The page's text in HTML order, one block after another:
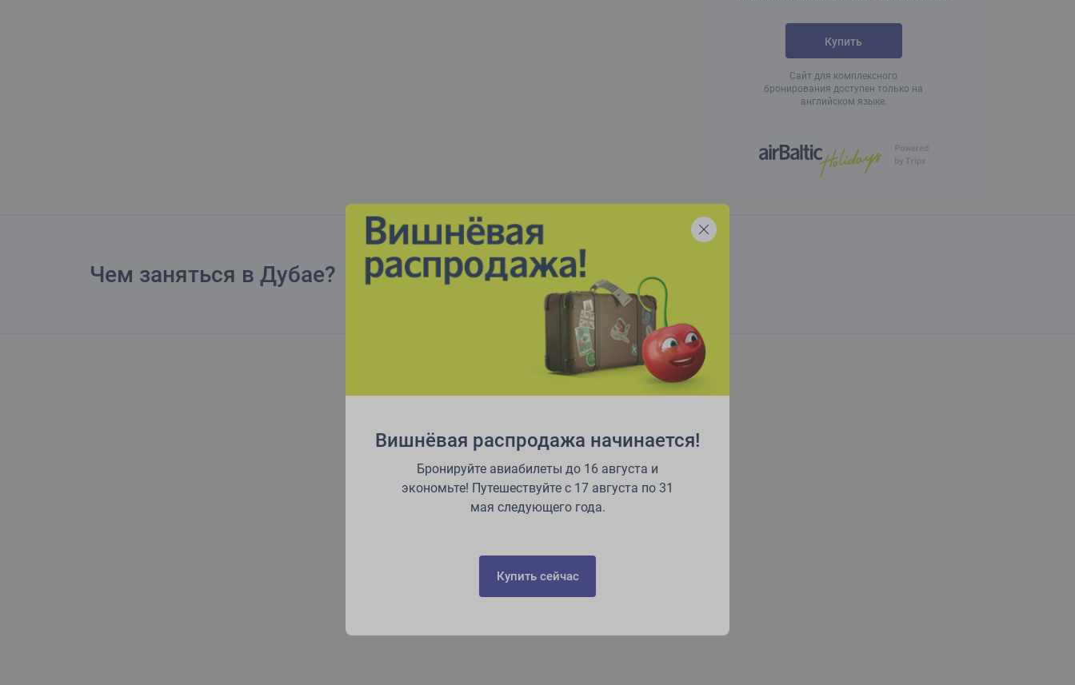
Купить
Сайт для комплексного
бронирования доступен только на
английском языке.
Чем заняться в Дубае?
Забронировать отель в Дубае
Вишнёвая распродажа начинается!
Бронируйте авиабилеты до 16 августа и
экономьте! Путешествуйте с 17 августа по 31
мая следующего года.
Купить сейчас